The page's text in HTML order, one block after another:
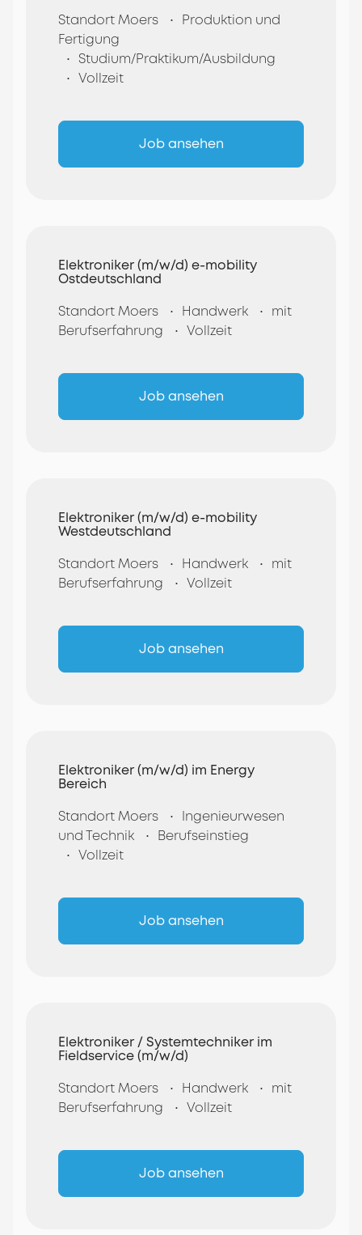
Standort Moers
Produktion und
Fertigung
Studium/Praktikum/Ausbildung
Vollzeit
Job ansehen
Elektroniker (m/w/d) e-mobility
Ostdeutschland
Standort Moers
Handwerk
mit
Berufserfahrung
Vollzeit
Job ansehen
Elektroniker (m/w/d) e-mobility
Westdeutschland
Standort Moers
Handwerk
mit
Berufserfahrung
Vollzeit
Job ansehen
Elektroniker (m/w/d) im Energy
Bereich
Standort Moers
Ingenieurwesen
und Technik
Berufseinstieg
Vollzeit
Job ansehen
Elektroniker / Systemtechniker im
Fieldservice (m/w/d)
Standort Moers
Handwerk
mit
Berufserfahrung
Vollzeit
Job ansehen